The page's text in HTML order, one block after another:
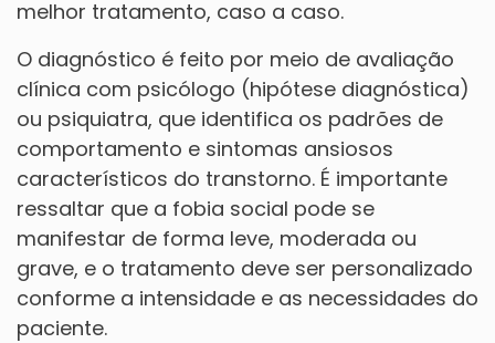
melhor tratamento, caso a caso.
O diagnóstico é feito por meio de avaliação
clínica com psicólogo (hipótese diagnóstica)
ou psiquiatra, que identifica os padrões de
comportamento e sintomas ansiosos
característicos do transtorno. É importante
ressaltar que a fobia social pode se
manifestar de forma leve, moderada ou
grave, e o tratamento deve ser personalizado
conforme a intensidade e as necessidades do
paciente.